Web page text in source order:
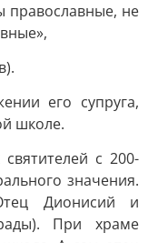
православные, не
его супруга,
школе.
с 200-
значения.
Дионисий и
При храме